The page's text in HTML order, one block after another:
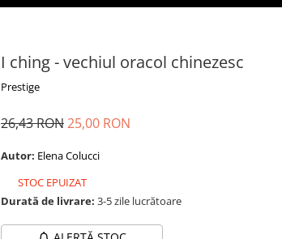
I ching - vechiul oracol chinezesc
Prestige
26,43 RON25,00 RON
Autor: Elena Colucci
STOC EPUIZAT
Durată de livrare: 3-5 zile lucrătoare